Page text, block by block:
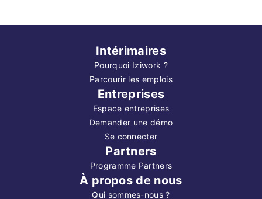
Intérimaires
Pourquoi Iziwork ?
Parcourir les emplois
Entreprises
Espace entreprises
Demander une démo
Se connecter
Partners
Programme Partners
À propos de nous
Qui sommes-nous ?